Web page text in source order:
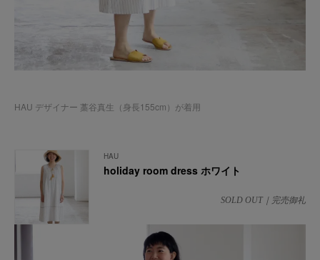
HAU デザイナー 藁谷真生（身長155cm）が着用
HAU
holiday room dress ホワイト
SOLD OUT｜完売御礼